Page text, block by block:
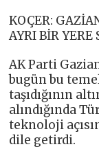
KOÇER:
AYRI BİR YERE
AK Parti
bugün bu
taşıdığının
alındığında
teknoloji
dile getirdi.